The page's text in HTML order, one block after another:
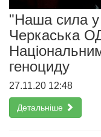
"Наша сила у
Черкаська
геноциду
27.11.20 12:48
Детальніше